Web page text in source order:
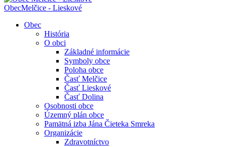
ObecMelčice - Lieskové
Obec
História
O obci
Základné informácie
Symboly obce
Poloha obce
Časť Melčice
Časť Lieskové
Časť Dolina
Osobnosti obce
Územný plán obce
Pamätná izba Jána Čieteka Smreka
Organizácie
Zdravotníctvo